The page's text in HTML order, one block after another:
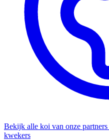
Bekijk alle koi van onze partners
kwekers